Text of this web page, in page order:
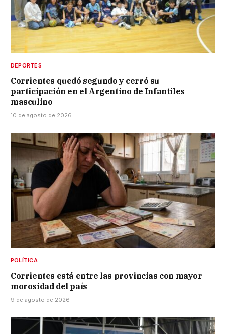
DEPORTES
Corrientes quedó segundo y cerró su
participación en el Argentino de Infantiles
masculino
10 de agosto de 2026
POLÍTICA
Corrientes está entre las provincias con mayor
morosidad del país
9 de agosto de 2026